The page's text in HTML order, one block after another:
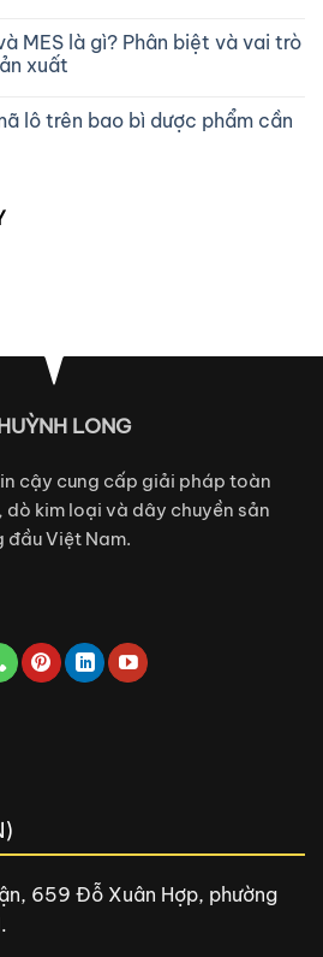
MES là gì? Phân biệt và vai trò
xuất
lô trên bao bì dược phẩm cần
LONG
cậy cung cấp giải pháp toàn
dò kim loại và dây chuyền sản
Việt Nam.
659 Đỗ Xuân Hợp, phường